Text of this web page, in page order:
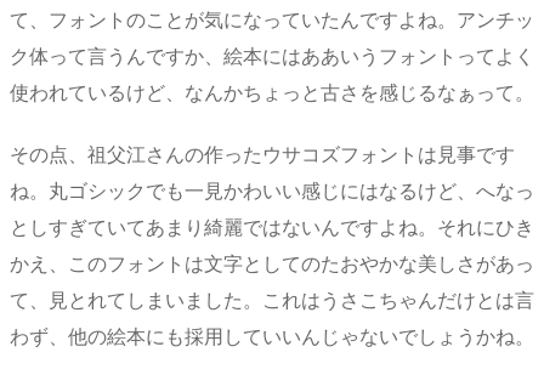
て、フォントのことが気になっていたんですよね。アンチッ
ク体って言うんですか、絵本にはああいうフォントってよく
使われているけど、なんかちょっと古さを感じるなぁって。
その点、祖父江さんの作ったウサコズフォントは見事です
ね。丸ゴシックでも一見かわいい感じにはなるけど、へなっ
としすぎていてあまり綺麗ではないんですよね。それにひき
かえ、このフォントは文字としてのたおやかな美しさがあっ
て、見とれてしまいました。これはうさこちゃんだけとは言
わず、他の絵本にも採用していいんじゃないでしょうかね。